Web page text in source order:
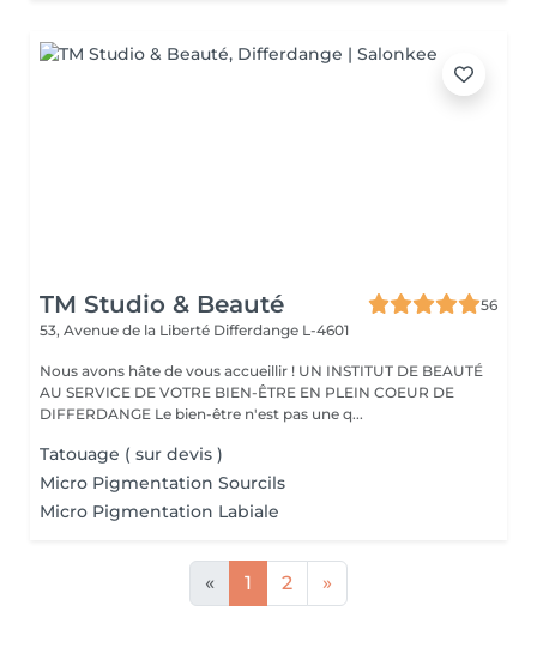
TM Studio & Beauté
56
53, Avenue de la Liberté Differdange L-4601
Nous avons hâte de vous accueillir ! UN INSTITUT DE BEAUTÉ
AU SERVICE DE VOTRE BIEN-ÊTRE EN PLEIN COEUR DE
DIFFERDANGE Le bien-être n'est pas une q...
Tatouage ( sur devis )
Micro Pigmentation Sourcils
Micro Pigmentation Labiale
« 1 2 »